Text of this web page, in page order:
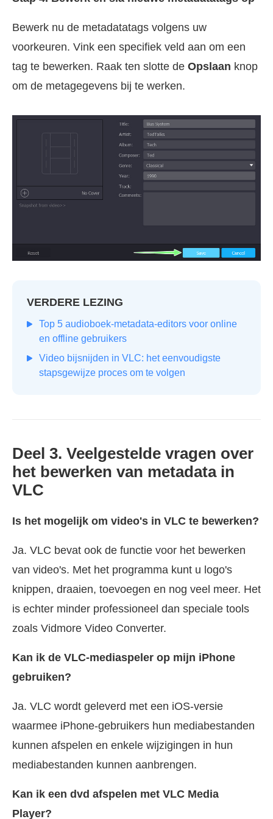
Bewerk nu de metadatatags volgens uw
voorkeuren. Vink een specifiek veld aan om een
tag te bewerken. Raak ten slotte de Opslaan knop
om de metagegevens bij te werken.
VERDERE LEZING
Top 5 audioboek-metadata-editors voor online
en offline gebruikers
Video bijsnijden in VLC: het eenvoudigste
stapsgewijze proces om te volgen
Deel 3. Veelgestelde vragen over
het bewerken van metadata in
VLC
Is het mogelijk om video's in VLC te bewerken?
Ja. VLC bevat ook de functie voor het bewerken
van video's. Met het programma kunt u logo's
knippen, draaien, toevoegen en nog veel meer. Het
is echter minder professioneel dan speciale tools
zoals Vidmore Video Converter.
Kan ik de VLC-mediaspeler op mijn iPhone
gebruiken?
Ja. VLC wordt geleverd met een iOS-versie
waarmee iPhone-gebruikers hun mediabestanden
kunnen afspelen en enkele wijzigingen in hun
mediabestanden kunnen aanbrengen.
Kan ik een dvd afspelen met VLC Media
Player?